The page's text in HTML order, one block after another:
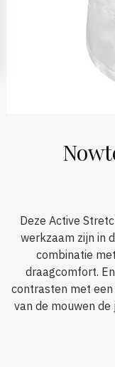
Deze Active
werkzaam zijn in
combinatie
draagcomfort.
contrasten met
van de mouwen